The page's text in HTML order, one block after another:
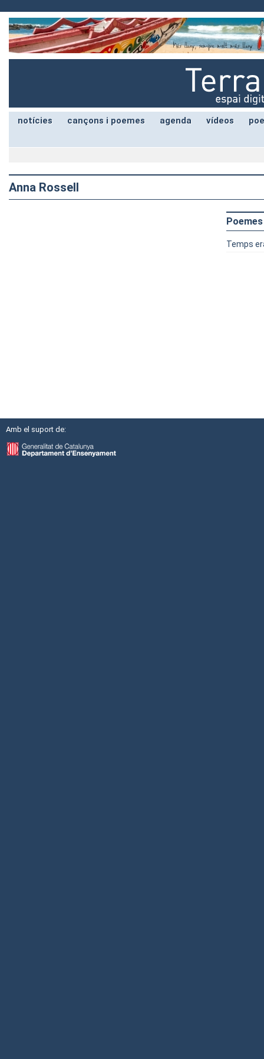
notícies cançons i poemes agenda vídeos
Anna Rossell
Poemes
Temps
Amb el suport de: